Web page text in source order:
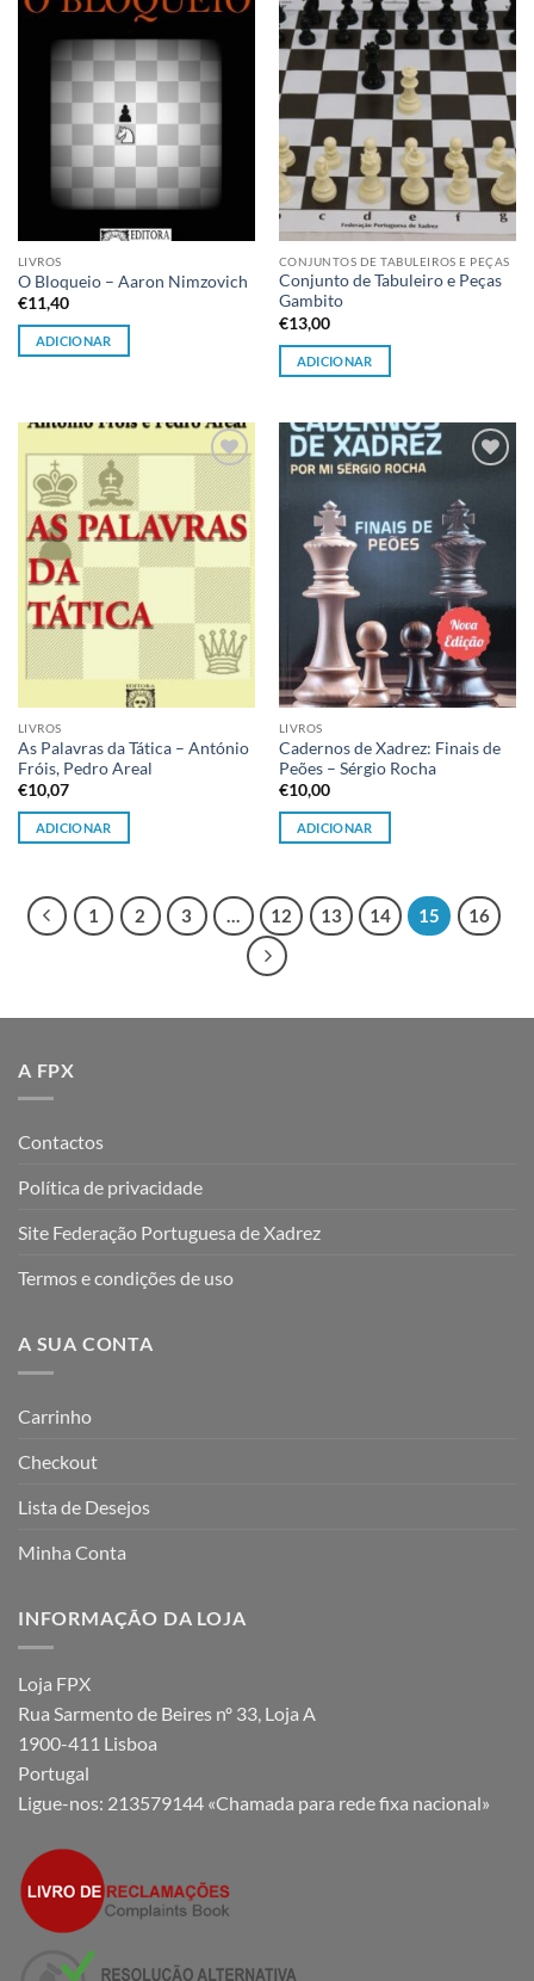
Adicionar
LIVROS
O Bloqueio – Aaron Nimzovich
€11,40
ADICIONAR
Adicionar
à lista de
desejos
CONJUNTOS DE TABULEIROS E PEÇAS
Conjunto de Tabuleiro e Peças
Gambito
€13,00
ADICIONAR
Adicionar
à lista de
desejos
LIVROS
As Palavras da Tática – António
Fróis, Pedro Areal
€10,07
ADICIONAR
à lista de
desejos
LIVROS
Cadernos de Xadrez: Finais de
Peões – Sérgio Rocha
€10,00
ADICIONAR
1 2 3 … 12 13 14 15 16
A FPX
Contactos
Política de privacidade
Site Federação Portuguesa de Xadrez
Termos e condições de uso
A SUA CONTA
Carrinho
Checkout
Lista de Desejos
Minha Conta
INFORMAÇÃO DA LOJA
Loja FPX
Rua Sarmento de Beires nº 33, Loja A
1900-411 Lisboa
Portugal
Ligue-nos: 213579144 «Chamada para rede fixa nacional»